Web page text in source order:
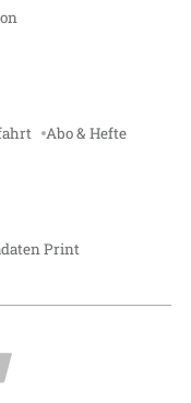
Abo & Hefte
Print